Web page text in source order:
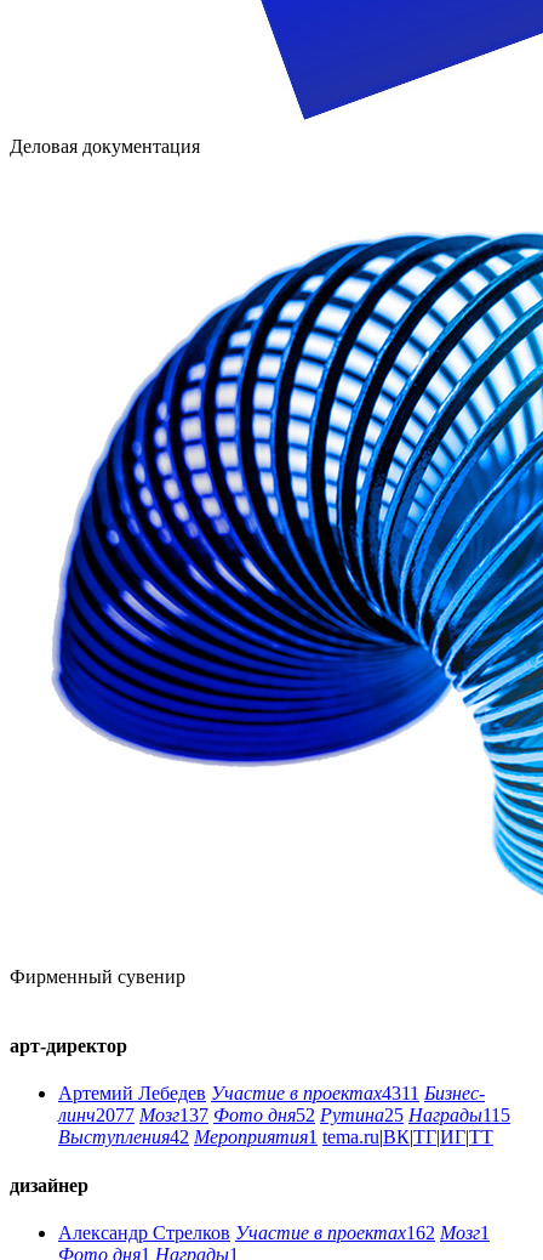
Деловая документация
Фирменный сувенир
арт-директор
Артемий Лебедев Участие в проектах4311 Бизнес-
линч2077 Мозг137 Фото дня52 Рутина25 Награды115
Выступления42 Мероприятия1 tema.ru|ВК|ТГ|ИГ|ТТ
дизайнер
Александр Стрелков Участие в проектах162 Мозг1
Фото дня1 Награды1